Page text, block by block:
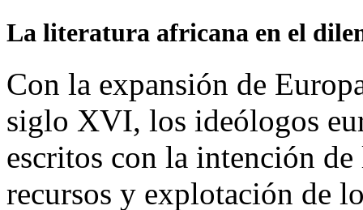
La literatura africana en el
Con la expansión de
siglo XVI, los ideólogos
escritos con la intención
recursos y explotación de